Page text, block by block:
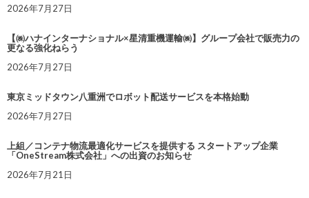
2026年7月27日
【㈱ハナインターナショナル×星清重機運輸㈱】グループ会社で販売力の
更なる強化ねらう
2026年7月27日
東京ミッドタウン八重洲でロボット配送サービスを本格始動
2026年7月27日
上組／コンテナ物流最適化サービスを提供する スタートアップ企業
「OneStream株式会社」への出資のお知らせ
2026年7月21日